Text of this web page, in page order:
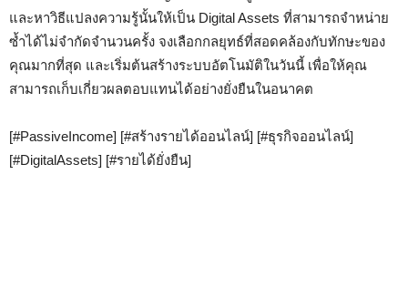
และหาวิธีแปลงความรู้นั้นให้เป็น Digital Assets ที่สามารถจำหน่าย
ซ้ำได้ไม่จำกัดจำนวนครั้ง จงเลือกกลยุทธ์ที่สอดคล้องกับทักษะของ
คุณมากที่สุด และเริ่มต้นสร้างระบบอัตโนมัติในวันนี้ เพื่อให้คุณ
สามารถเก็บเกี่ยวผลตอบแทนได้อย่างยั่งยืนในอนาคต
[#PassiveIncome] [#สร้างรายได้ออนไลน์] [#ธุรกิจออนไลน์]
[#DigitalAssets] [#รายได้ยั่งยืน]